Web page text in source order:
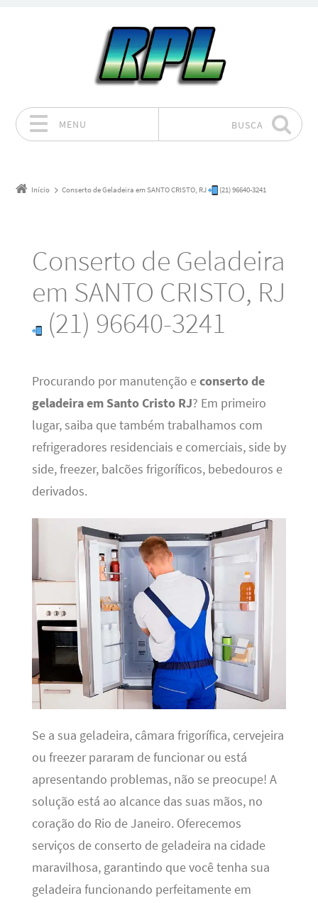
MENU BUSCA
Início Conserto de Geladeira em SANTO CRISTO, RJ (21) 96640-3241
Conserto de Geladeira
em SANTO CRISTO, RJ
(21) 96640-3241
Procurando por manutenção econserto de
geladeira em Santo Cristo RJ? Em primeiro
lugar, saiba que também trabalhamos com
refrigeradores residenciais e comerciais, side by
side, freezer, balcões frigoríficos, bebedouros e
derivados.
Se a sua geladeira, câmara frigorífica, cervejeira
ou freezer pararam de funcionar ou está
apresentando problemas, não se preocupe! A
solução está ao alcance das suas mãos, no
coração do Rio de Janeiro. Oferecemos
serviços de conserto de geladeira na cidade
maravilhosa, garantindo que você tenha sua
geladeira funcionando perfeitamente em